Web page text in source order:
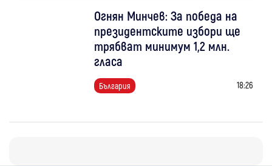
Огнян Минчев: За победа на
президентските избори ще
трябват минимум 1,2 млн.
гласа
България 18:26